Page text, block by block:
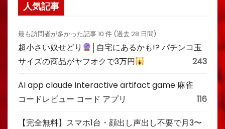
人気記事
最も訪問者が多かった記事 10 件 (過去 28 日間)
超小さい奴せどり
│自宅にあるかも!? パチンコ玉
サイズの商品がヤフオクで3万円
243
AI app claude Interactive artifact game 麻雀
コードレビュー コード アプリ
116
【完全無料】スマホ1台・顔出し声出し不要で月3〜